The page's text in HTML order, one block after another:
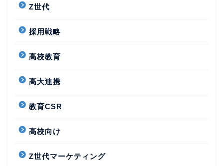
Z世代
採用戦略
高校教育
高大連携
教育CSR
高校向け
Z世代マーケティング